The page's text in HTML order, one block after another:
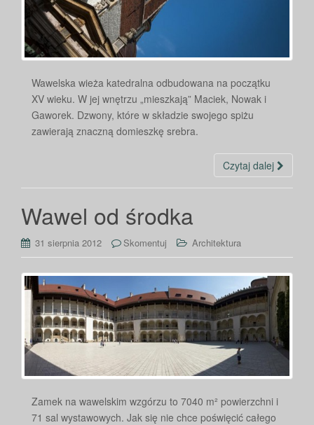
Wawelska wieża katedralna odbudowana na początku
XV wieku. W jej wnętrzu „mieszkają” Maciek, Nowak i
Gaworek. Dzwony, które w składzie swojego spiżu
zawierają znaczną domieszkę srebra.
Czytaj dalej
Wawel od środka
31 sierpnia 2012 Skomentuj Architektura
Zamek na wawelskim wzgórzu to 7040 m² powierzchni i
71 sal wystawowych. Jak się nie chce poświęcić całego